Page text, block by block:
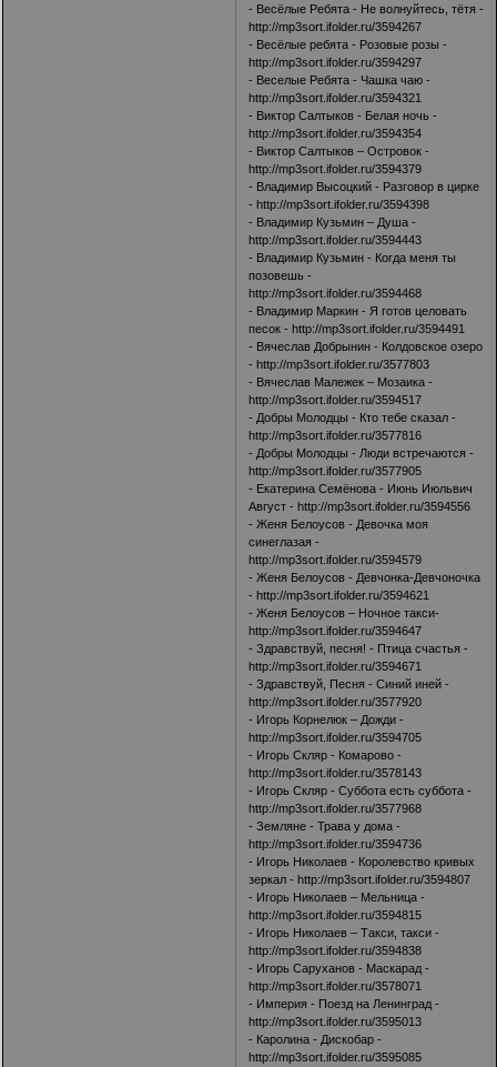
- Весёлые Ребята - Не волнуйтесь, тётя -
http://mp3sort.ifolder.ru/3594267
- Весёлые ребята - Розовые розы -
http://mp3sort.ifolder.ru/3594297
- Веселые Ребята - Чашка чаю -
http://mp3sort.ifolder.ru/3594321
- Виктор Салтыков - Белая ночь -
http://mp3sort.ifolder.ru/3594354
- Виктор Салтыков – Островок -
http://mp3sort.ifolder.ru/3594379
- Владимир Высоцкий - Разговор в цирке
- http://mp3sort.ifolder.ru/3594398
- Владимир Кузьмин – Душа -
http://mp3sort.ifolder.ru/3594443
- Владимир Кузьмин - Когда меня ты
позовешь -
http://mp3sort.ifolder.ru/3594468
- Владимир Маркин - Я готов целовать
песок - http://mp3sort.ifolder.ru/3594491
- Вячеслав Добрынин - Колдовское озеро
- http://mp3sort.ifolder.ru/3577803
- Вячеслав Малежек – Мозаика -
http://mp3sort.ifolder.ru/3594517
- Добры Молодцы - Кто тебе сказал -
http://mp3sort.ifolder.ru/3577816
- Добры Молодцы - Люди встречаются -
http://mp3sort.ifolder.ru/3577905
- Екатерина Семёнова - Июнь Июльвич
Август - http://mp3sort.ifolder.ru/3594556
- Женя Белоусов - Девочка моя
синеглазая -
http://mp3sort.ifolder.ru/3594579
- Женя Белоусов - Девчонка-Девчоночка
- http://mp3sort.ifolder.ru/3594621
- Женя Белоусов – Ночное такси-
http://mp3sort.ifolder.ru/3594647
- Здравствуй, песня! - Птица счастья -
http://mp3sort.ifolder.ru/3594671
- Здравствуй, Песня - Синий иней -
http://mp3sort.ifolder.ru/3577920
- Игорь Корнелюк – Дожди -
http://mp3sort.ifolder.ru/3594705
- Игорь Скляр - Комарово -
http://mp3sort.ifolder.ru/3578143
- Игорь Скляр - Суббота есть суббота -
http://mp3sort.ifolder.ru/3577968
- Земляне - Трава у дома -
http://mp3sort.ifolder.ru/3594736
- Игорь Николаев - Королевство кривых
зеркал - http://mp3sort.ifolder.ru/3594807
- Игорь Николаев – Мельница -
http://mp3sort.ifolder.ru/3594815
- Игорь Николаев – Такси, такси -
http://mp3sort.ifolder.ru/3594838
- Игорь Саруханов - Маскарад -
http://mp3sort.ifolder.ru/3578071
- Империя - Поезд на Ленинград -
http://mp3sort.ifolder.ru/3595013
- Каролина - Дискобар -
http://mp3sort.ifolder.ru/3595085